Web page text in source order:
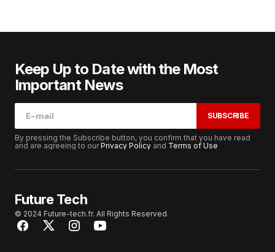
Keep Up to Date with the Most
Important News
SUBSCRIBE
By pressing the Subscribe button, you confirm that you have read
and are agreeing to ourPrivacy Policy and Terms of Use
Future Tech
© 2024 Future-tech.fr. All Rights Reserved.